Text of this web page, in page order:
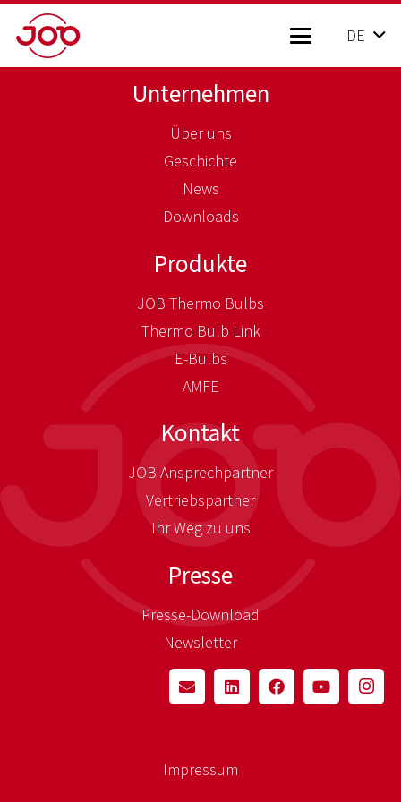
DE
Unternehmen
Über uns
Geschichte
News
Downloads
Produkte
JOB Thermo Bulbs
Thermo Bulb Link
E-Bulbs
AMFE
Kontakt
JOB Ansprechpartner
Vertriebspartner
Ihr Weg zu uns
Presse
Presse-Download
Newsletter
Impressum